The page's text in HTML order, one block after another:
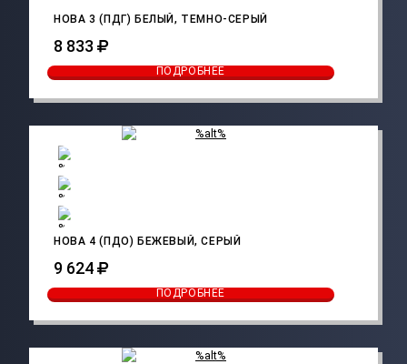
НОВА 3 (ПДГ) БЕЛЫЙ, ТЕМНО-СЕРЫЙ
8 833
ПОДРОБНЕЕ
НОВА 4 (ПДО) БЕЖЕВЫЙ, СЕРЫЙ
9 624
ПОДРОБНЕЕ